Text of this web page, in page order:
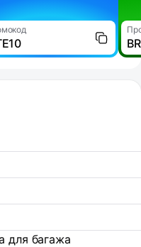
для багажа